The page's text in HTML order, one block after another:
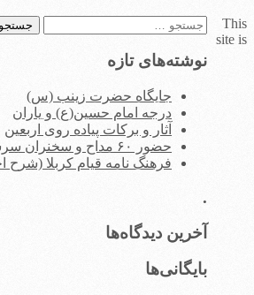
جستجو
نوشته‌های تازه
جایگاه حضرت زینب (س)
درجه امام حسین(ع) و یاران
آثار و برکات پیاده روی اربعین
حضور ۶۰ مداح و سخنران سرشناس در اربعین امسال
فرهنگ نامه قیام کربلا (شرح
.
آخرین دیدگاه‌ها
بایگانی‌ها
This
site is